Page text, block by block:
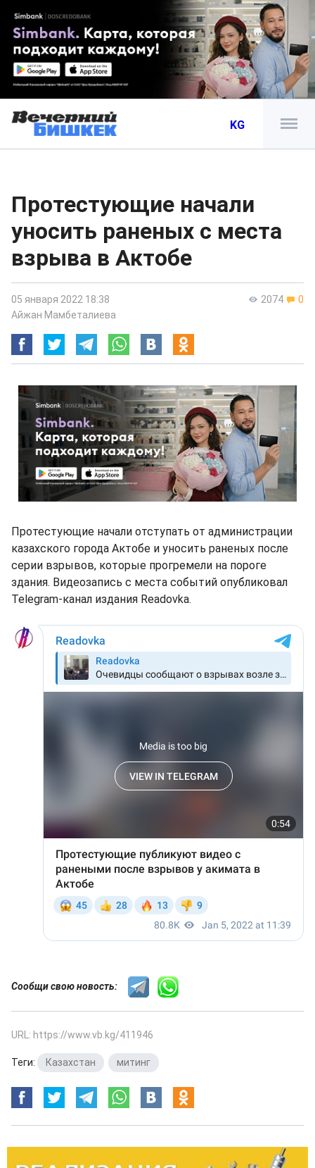
KG
Протестующие начали
уносить раненых с места
взрыва в Актобе
2074 0
05 января 2022 18:38
Айжан Мамбеталиева
Протестующие начали отступать от администрации
казахского города Актобе и уносить раненых после
серии взрывов, которые прогремели на пороге
здания. Видеозапись с места событий опубликовал
Telegram-канал издания Readovka.
Сообщи свою новость:
URL: https://www.vb.kg/411946
Теги: Казахстан митинг